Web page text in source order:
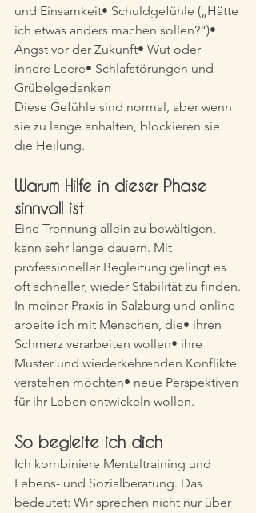
und Einsamkeit• Schuldgefühle („Hätte
ich etwas anders machen sollen?“)•
Angst vor der Zukunft• Wut oder
innere Leere• Schlafstörungen und
Grübelgedanken
Diese Gefühle sind normal, aber wenn
sie zu lange anhalten, blockieren sie
die Heilung.
Warum Hilfe in dieser Phase
sinnvoll ist
Eine Trennung allein zu bewältigen,
kann sehr lange dauern. Mit
professioneller Begleitung gelingt es
oft schneller, wieder Stabilität zu finden.
In meiner Praxis in Salzburg und online
arbeite ich mit Menschen, die• ihren
Schmerz verarbeiten wollen• ihre
Muster und wiederkehrenden Konflikte
verstehen möchten• neue Perspektiven
für ihr Leben entwickeln wollen.
So begleite ich dich
Ich kombiniere Mentaltraining und
Lebens- und Sozialberatung. Das
bedeutet: Wir sprechen nicht nur über